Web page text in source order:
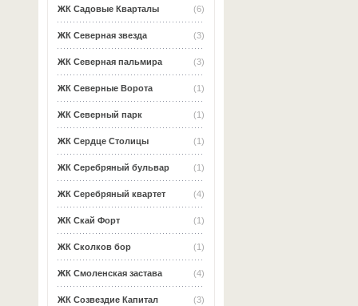
(6)
ЖК Садовые Кварталы
(3)
ЖК Северная звезда
(3)
ЖК Северная пальмира
(1)
ЖК Северные Ворота
(1)
ЖК Северный парк
(1)
ЖК Сердце Столицы
(1)
ЖК Серебряный бульвар
(4)
ЖК Серебряный квартет
(1)
ЖК Скай Форт
(1)
ЖК Сколков бор
(4)
ЖК Смоленская застава
(3)
ЖК Созвездие Капитал